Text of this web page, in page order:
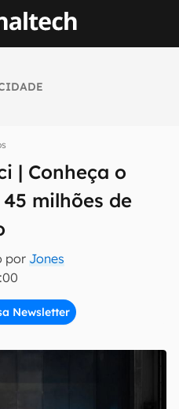
| Conheça o
milhões de
por Jones
Newsletter
em primeira
se
com os Termos de
do Canaltech.